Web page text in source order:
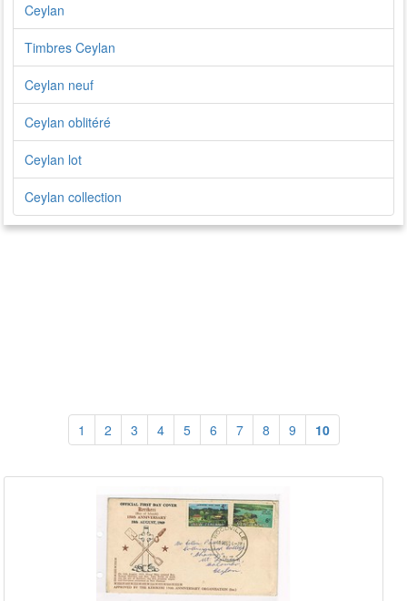
Ceylan
Timbres Ceylan
Ceylan neuf
Ceylan oblitéré
Ceylan lot
Ceylan collection
1 2 3 4 5 6 7 8 9 10